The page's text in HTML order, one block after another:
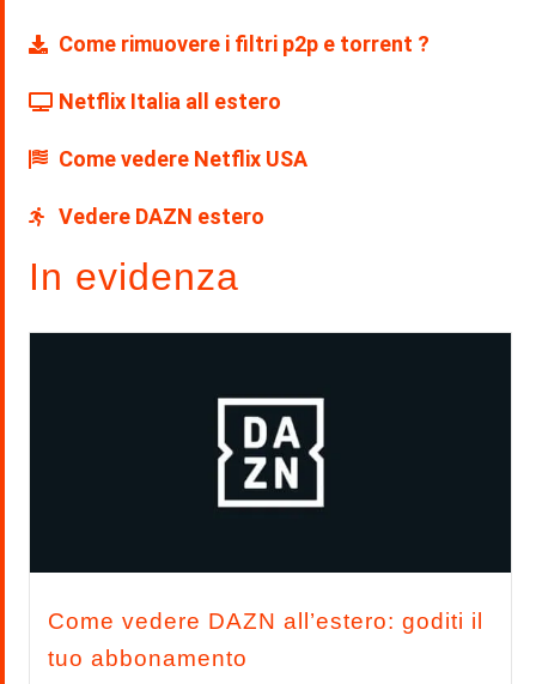
Come rimuovere i filtri p2p e torrent ?
Netflix Italia all estero
Come vedere Netflix USA
Vedere DAZN estero
In evidenza
Come vedere DAZN all’estero: goditi il
tuo abbonamento